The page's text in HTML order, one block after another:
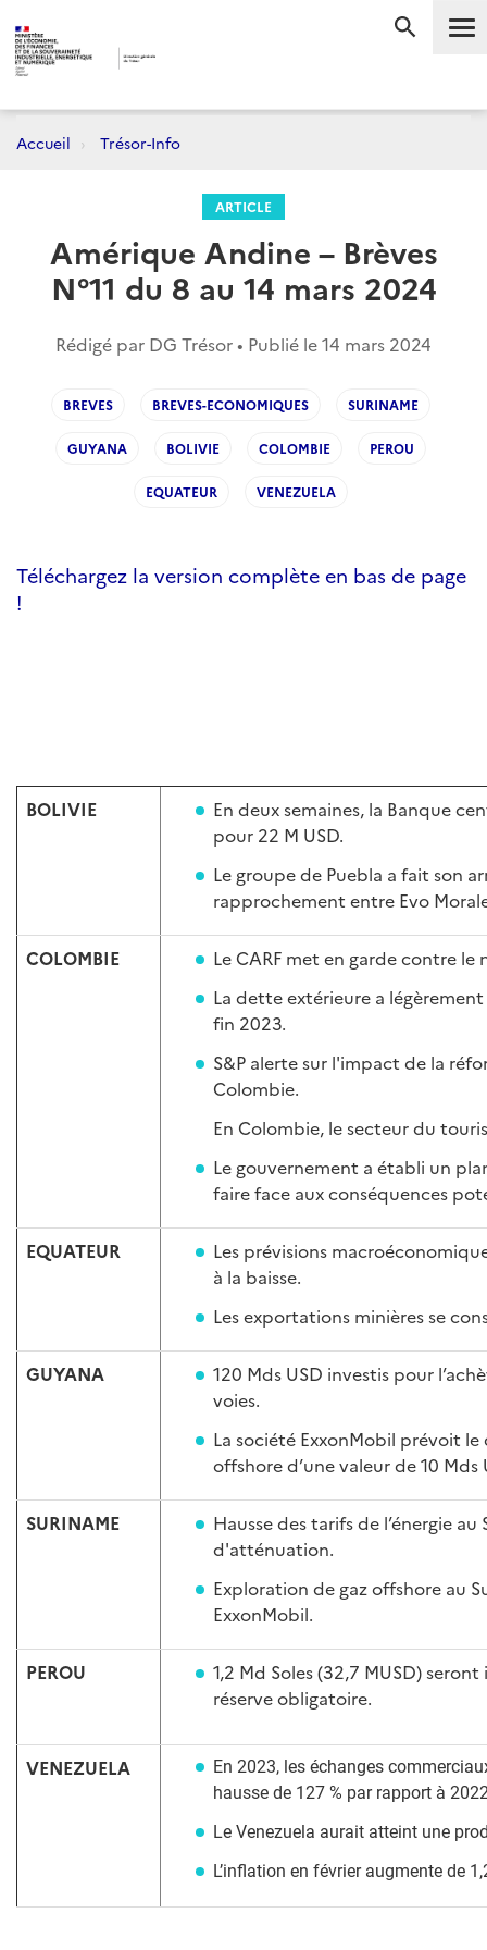
Accueil Trésor-Info
ARTICLE
Amérique Andine – Brèves
N°11 du 8 au 14 mars 2024
Rédigé par DG Trésor • Publié le14 mars 2024
BREVES BREVES-ECONOMIQUES SURINAME
GUYANA BOLIVIE COLOMBIE PEROU
EQUATEUR VENEZUELA
Téléchargez la version complète en bas de page
!
BOLIVIE
En deux semaines, la Banque
pour 22 M USD.
Le groupe de Puebla a fait son
rapprochement entre Evo
COLOMBIE
Le CARF met en garde contre
La dette extérieure a légèrement
fin 2023.
S&P alerte sur l'impact de la
Colombie.
En Colombie, le secteur du
Le gouvernement a établi un
faire face aux conséquences
EQUATEUR
Les prévisions
à la baisse.
Les exportations minières se
GUYANA
120 Mds USD investis pour
voies.
La société ExxonMobil prévoit
offshore d’une valeur de 10 Mds
SURINAME
Hausse des tarifs de l’énergie
d'atténuation.
Exploration de gaz offshore au
ExxonMobil.
PEROU
1,2 Md Soles (32,7 MUSD)
réserve obligatoire.
VENEZUELA
En 2023, les échanges
hausse de 127 % par rapport à
Le Venezuela aurait atteint une
L’inflation en février augmente de